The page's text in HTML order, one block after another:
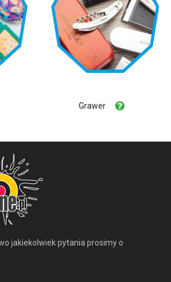
Grawer
jakiekolwiek pytania prosimy o